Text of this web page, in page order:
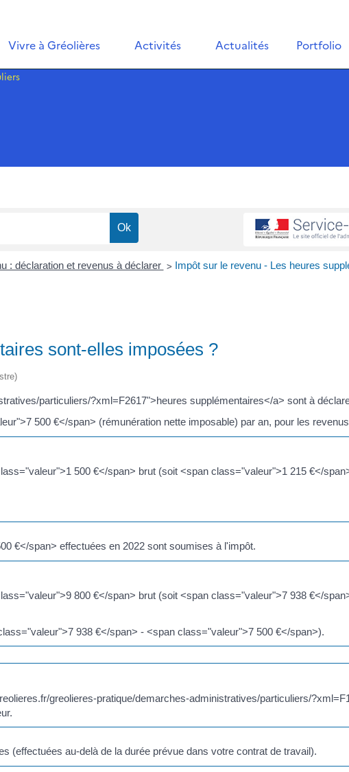
Vivre à Gréolières Activités Actualités Portfolio
: déclaration et revenus à déclarer > Impôt sur le revenu - Les heures
sont-elles imposées ?
particuliers/?xml=F2617">heures supplémentaires</a> sont à
500 €</span> (rémunération nette imposable) par an, pour les
500 €</span> brut (soit <span class="valeur">1 215 €</
€</span> effectuées en 2022 sont soumises à l'impôt.
800 €</span> brut (soit <span class="valeur">7 938 €</
938 €</span> - <span class="valeur">7 500 €</span>).
greolieres-pratique/demarches-administratives/particuliers/
(effectuées au-delà de la durée prévue dans votre contrat de travail).